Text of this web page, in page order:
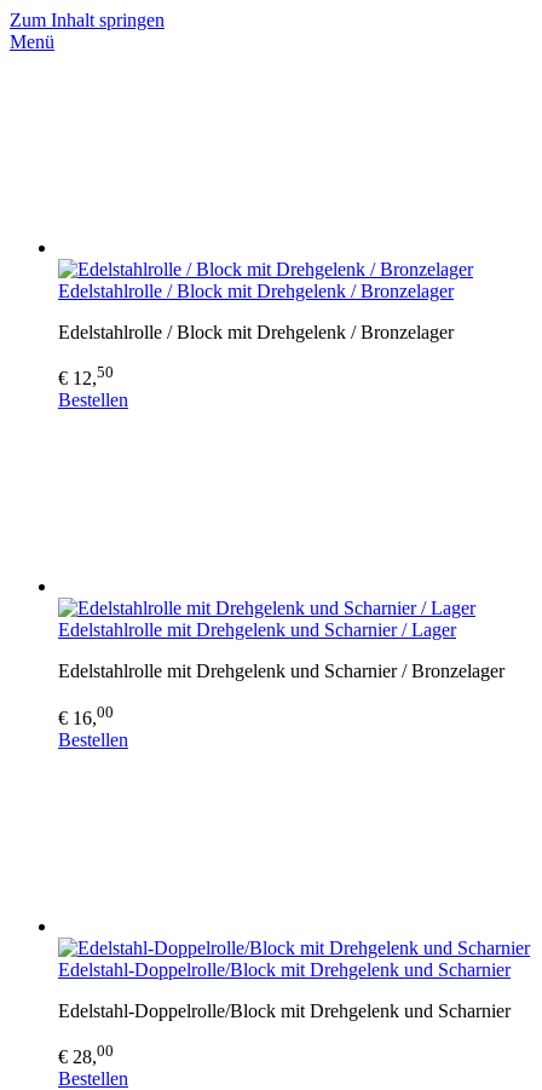
Zum Inhalt springen
Menü
Edelstahlrolle / Block mit Drehgelenk / Bronzelager
Edelstahlrolle / Block mit Drehgelenk / Bronzelager
€ 12,50
Bestellen
Edelstahlrolle mit Drehgelenk und Scharnier / Lager
Edelstahlrolle mit Drehgelenk und Scharnier / Bronzelager
€ 16,00
Bestellen
Edelstahl-Doppelrolle/Block mit Drehgelenk und Scharnier
Edelstahl-Doppelrolle/Block mit Drehgelenk und Scharnier
€ 28,00
Bestellen